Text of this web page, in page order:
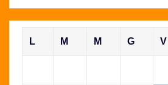
L M M G V